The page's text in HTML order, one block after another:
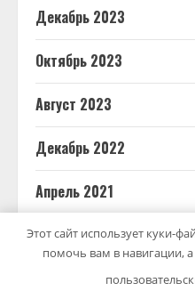
Декабрь 2023
Октябрь 2023
Август 2023
Декабрь 2022
Апрель 2021
Июнь 2020
Этот сайт использует куки-
помочь вам в навигации,